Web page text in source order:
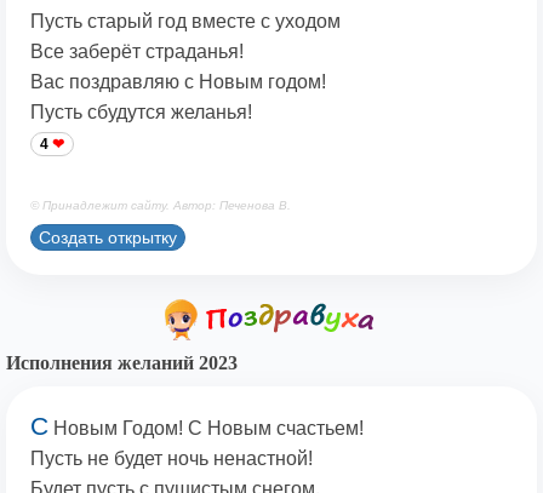
Пусть старый год вместе с уходом
Все заберёт страданья!
Вас поздравляю с Новым годом!
Пусть сбудутся желанья!
4
© Принадлежит сайту. Автор: Печенова В.
Создать открытку
Исполнения желаний 2023
С Новым Годом! С Новым счастьем!
Пусть не будет ночь ненастной!
Будет пусть с пушистым снегом,